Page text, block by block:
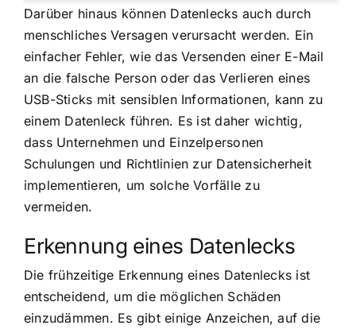
Darüber hinaus können Datenlecks auch durch
menschliches Versagen verursacht werden. Ein
einfacher Fehler, wie das Versenden einer E-Mail
an die falsche Person oder das Verlieren eines
USB-Sticks mit sensiblen Informationen, kann zu
einem Datenleck führen. Es ist daher wichtig,
dass Unternehmen und Einzelpersonen
Schulungen und Richtlinien zur Datensicherheit
implementieren, um solche Vorfälle zu
vermeiden.
Erkennung eines Datenlecks
Die frühzeitige Erkennung eines Datenlecks ist
entscheidend, um die möglichen Schäden
einzudämmen. Es gibt einige Anzeichen, auf die